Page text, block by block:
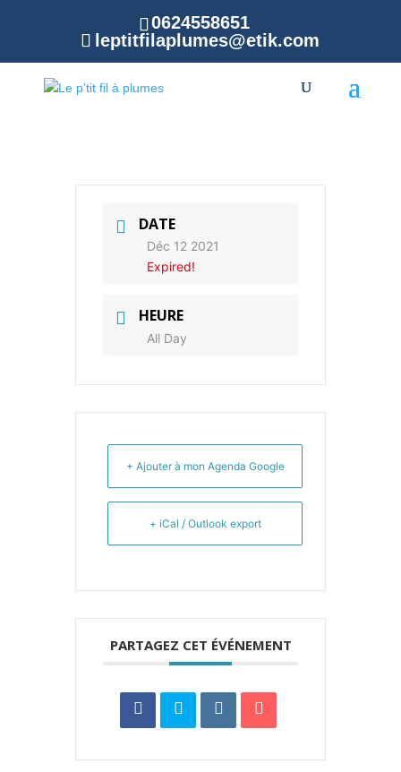
0624558651
leptitfilaplumes@etik.com
Marché de Noël
de Monterblanc
DATE
Déc 12 2021
Expired!
HEURE
All Day
+ Ajouter à mon Agenda Google
+ iCal / Outlook export
PARTAGEZ CET ÉVÉNEMENT